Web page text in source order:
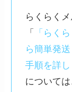
らくらく
「
「らく
ら簡単発
手順を詳
については